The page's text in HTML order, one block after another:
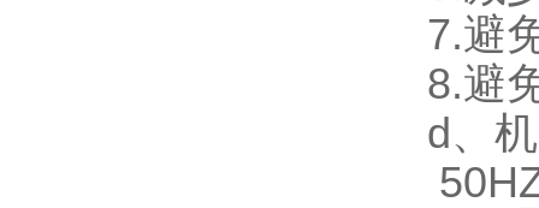
7.避
8.避
d、